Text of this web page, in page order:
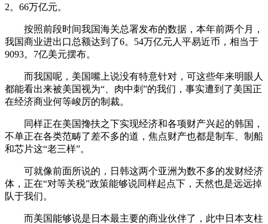
2。66万亿元。
按照前段时间我国海关总署发布的数据，本年前两个月，
我国商业进出口总额达到了6。54万亿元人平易近币，相当于
9093。7亿美元摆布。
而我国呢，美国嘴上说没有特意针对，可这些年来明眼人
都能看出来被美国视为“、肉中刺”的我们，事实遭到了美国正
在经济商业何等峻厉的制裁。
同样正在美国搀扶之下实现经济和各项财产兴起的韩国，
不单正在各类范畴了差不多的道，焦点财产也都是制车、制船
和芯片这“老三样”。
可就像前面所说的，日韩这两个亚洲为数不多的发财经济
体，正在“对等关税”政策能够说同样起点下，天然也是远远掉
队于我们。
而美国能够说是日本最主要的商业伙伴了，此中日本支柱